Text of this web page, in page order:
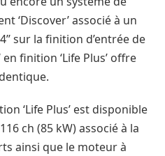
‘Discover’ associé à un
sur la finition d’entrée de
en finition ‘Life Plus’ offre
‘Life Plus’ est disponible
ch (85 kW) associé à la
ainsi que le moteur à